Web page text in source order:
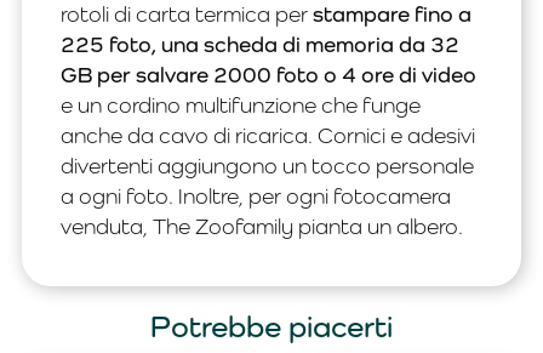
rotoli di carta termica perstampare fino a
225 foto, una scheda di memoria da 32
GB per salvare 2000 foto o 4 ore di video
e un cordino multifunzione che funge
anche da cavo di ricarica. Cornici e adesivi
divertenti aggiungono un tocco personale
a ogni foto. Inoltre, per ogni fotocamera
venduta, The Zoofamily pianta un albero.
Potrebbe piacerti